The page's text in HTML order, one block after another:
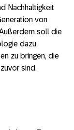
Nachhaltigkeit
von
soll die
dazu
zu bringen, die
sind.